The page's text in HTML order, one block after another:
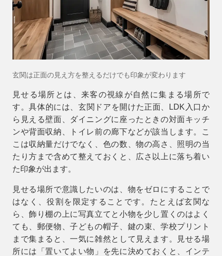
玄関は正面の見え方を整えるだけでも印象が変わります
見せる場所とは、来客の視線が自然に集まる場所で
す。具体的には、玄関ドアを開けた正面、LDK入口か
ら見える壁面、ダイニングに座ったときの対面キッチ
ンや背面収納、トイレ前の廊下などが該当します。こ
こは収納量だけでなく、色の数、物の高さ、照明の当
たり方まで含めて整えておくと、広さ以上に落ち着い
た印象が出ます。
見せる場所で意識したいのは、物をゼロにすることで
はなく、役割を限定することです。たとえば玄関な
ら、飾り棚の上に写真立てと小物を少し置くのはよく
ても、郵便物、子どもの帽子、鍵の束、学校プリント
まで集まると、一気に雑然として見えます。見せる場
所には「置いてよい物」を先に決めておくと、インテ